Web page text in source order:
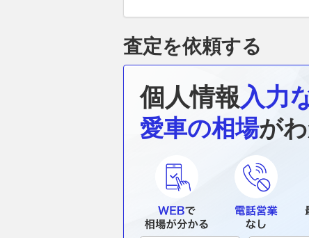
査定を依頼する
個人情報入力
愛車の相場が